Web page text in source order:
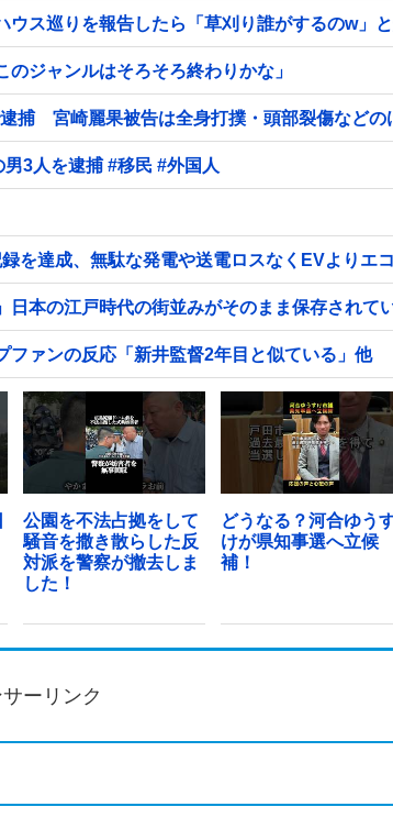
ウス巡りを報告したら「草刈り誰がするのw
ジャンルはそろそろ終わりかな」
捕 宮崎麗果被告は全身打撲・頭部裂傷などの
【ヤバい】100件以上の窃盗をしたトルコ国籍の男3人を逮捕 #移民 #外国人
を達成、無駄な発電や送電ロスなくEVよりエコ
本の江戸時代の街並みがそのまま保存されて
ァンの反応「新井監督2年目と似ている」他
公園を不法占拠をして
騒音を撒き散らした反
対派を警察が撤去しま
した！
どうなる？河合ゆう
けが県知事選へ立候
補！
ーリンク